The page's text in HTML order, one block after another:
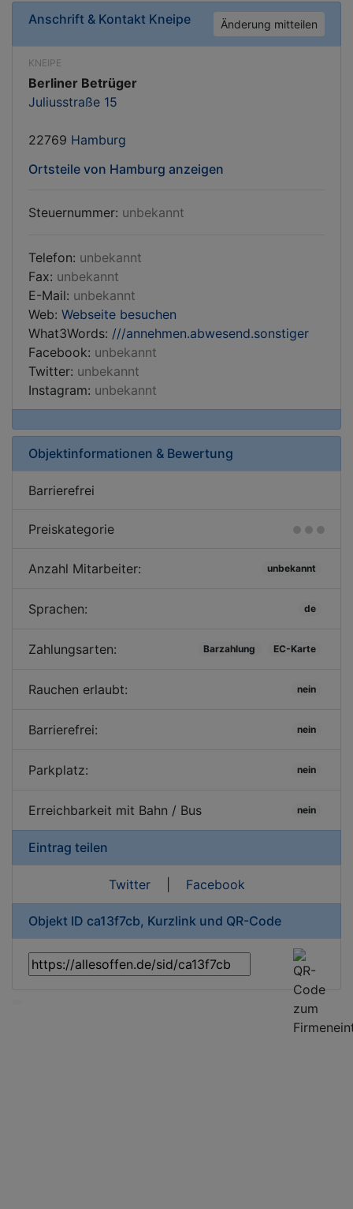
Anschrift & Kontakt Kneipe Änderung mitteilen
KNEIPE
Berliner Betrüger
Juliusstraße 15
22769 Hamburg
Ortsteile von Hamburg anzeigen
Steuernummer: unbekannt
Telefon: unbekannt
Fax: unbekannt
E-Mail: unbekannt
Web: Webseite besuchen
What3Words: ///annehmen.abwesend.sonstiger
Facebook: unbekannt
Twitter: unbekannt
Instagram: unbekannt
Objektinformationen & Bewertung
Barrierefrei
Preiskategorie
Anzahl Mitarbeiter: unbekannt
Sprachen: de
Zahlungsarten: Barzahlung EC-Karte
Rauchen erlaubt: nein
Barrierefrei: nein
Parkplatz: nein
Erreichbarkeit mit Bahn / Bus nein
Eintrag teilen
Twitter| Facebook
Objekt ID ca13f7cb, Kurzlink und QR-Code